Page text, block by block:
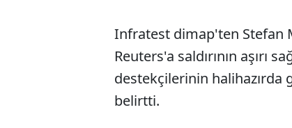
Infratest dimap'ten Stefan
Reuters'a saldırının aşırı
destekçilerinin halihazırda
belirtti.